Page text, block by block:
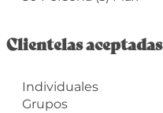
Clientelas aceptadas
Individuales
Grupos